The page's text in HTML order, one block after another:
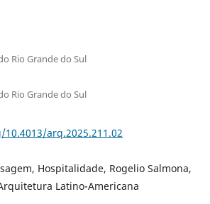
Rio Grande do Sul
Rio Grande do Sul
arq.2025.211.02
Hospitalidade, Rogelio Salmona,
Latino-Americana